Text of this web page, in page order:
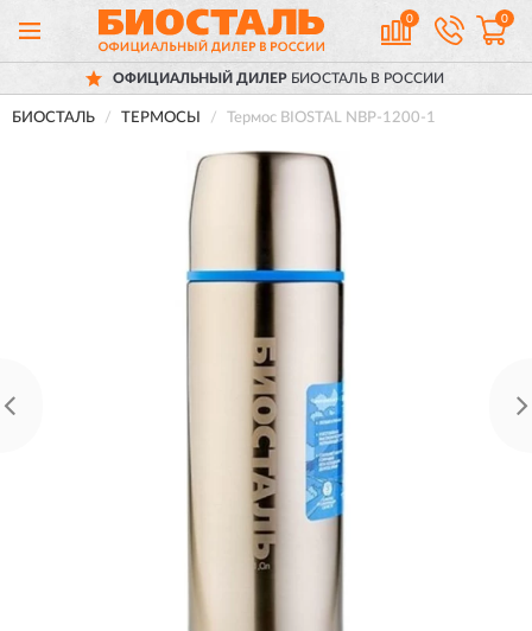
0 0
ОФИЦИАЛЬНЫЙ ДИЛЕР БИОСТАЛЬ В РОССИИ
БИОСТАЛЬ ТЕРМОСЫ Термос BIOSTAL NBP-1200-1